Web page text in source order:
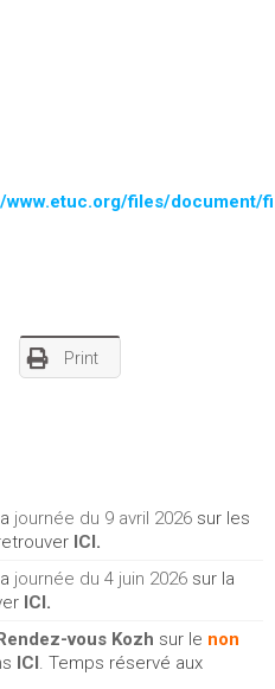
files/document/
Print
journée du 9 avril 2026 sur les
ICI.
journée du 4 juin 2026 sur la
ICI.
vous Kozh sur le non
ICI. Temps réservé aux